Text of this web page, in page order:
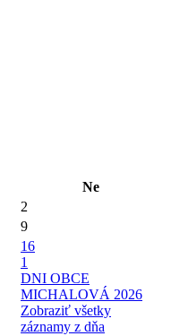
Ne
2
9
16
1
DNI OBCE
MICHALOVÁ 2026
Zobraziť všetky
záznamy z dňa